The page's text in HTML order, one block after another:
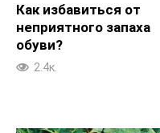
Как избавиться от
неприятного запаха
обуви?
2.4к.